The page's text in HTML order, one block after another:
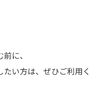
に、
たい方は、ぜひご利用く